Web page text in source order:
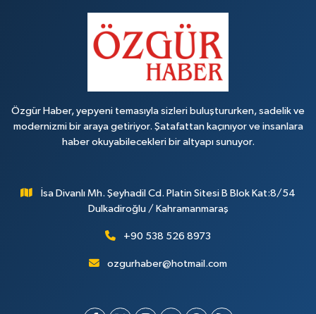
Özgür Haber, yepyeni temasıyla sizleri buluştururken, sadelik ve
modernizmi bir araya getiriyor. Şatafattan kaçınıyor ve insanlara
haber okuyabilecekleri bir altyapı sunuyor.
İsa Divanlı Mh. Şeyhadil Cd. Platin Sitesi B Blok Kat:8/54
Dulkadiroğlu / Kahramanmaraş
+90 538 526 8973
ozgurhaber@hotmail.com